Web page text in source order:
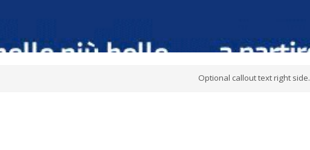
Optional callout text right side.